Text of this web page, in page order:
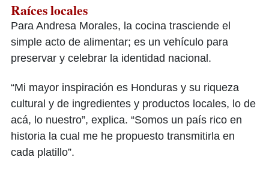
Raíces locales
Para Andresa Morales, la cocina trasciende el
simple acto de alimentar; es un vehículo para
preservar y celebrar la identidad nacional.
“Mi mayor inspiración es Honduras y su riqueza
cultural y de ingredientes y productos locales, lo de
acá, lo nuestro”, explica. “Somos un país rico en
historia la cual me he propuesto transmitirla en
cada platillo”.